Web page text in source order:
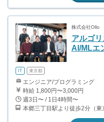
株式会社Ollo
アルゴ
AI/MLエ
IT 東京都
エンジニア/プログラミング
時給 1,800円〜3,000円
週3日〜 / 1日4時間〜